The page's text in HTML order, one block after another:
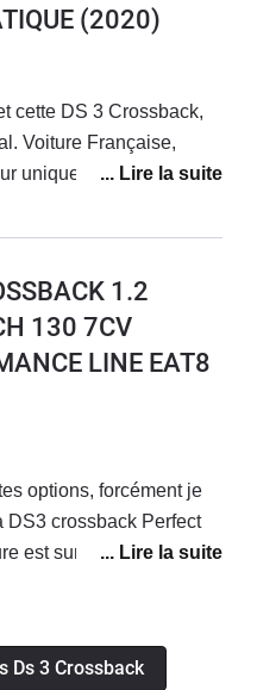
(2020)
cette DS 3 Crossback,
Voiture Française,
unique basé avant tout
options nombreuses
toujours super à tous
des compliments ). nb:
déplorer.
1.2
130 7CV
LINE EAT8
options, forcément je
DS3 crossback Perfect
est surement ce qui se
Ferret ou en
y !Jamais aucun
Ds 3 Crossback